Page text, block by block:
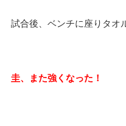
試合後、ベンチに座りタオ
圭、また強くなった！